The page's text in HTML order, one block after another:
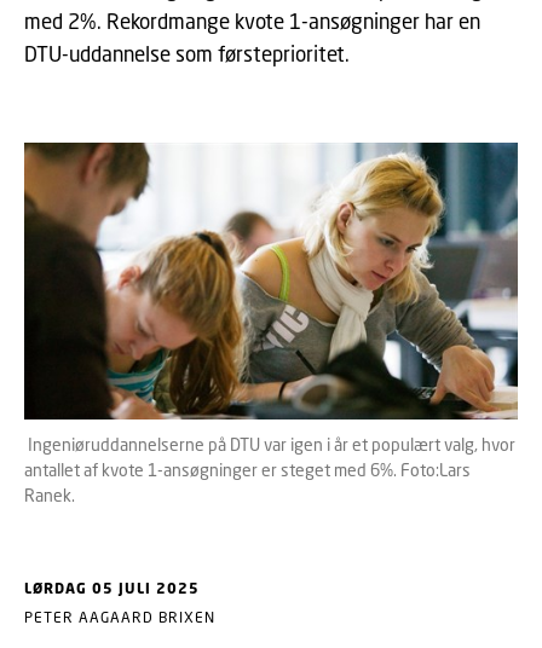
med 2%. Rekordmange kvote 1-ansøgninger har en
DTU-uddannelse som førsteprioritet.
Ingeniøruddannelserne på DTU var igen i år et populært valg, hvor
antallet af kvote 1-ansøgninger er steget med 6%. Foto:Lars
Ranek.
LØRDAG 05 JULI 2025
PETER AAGAARD BRIXEN